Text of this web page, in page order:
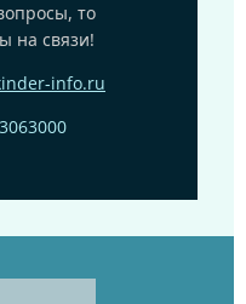
то
на связи!
info.ru